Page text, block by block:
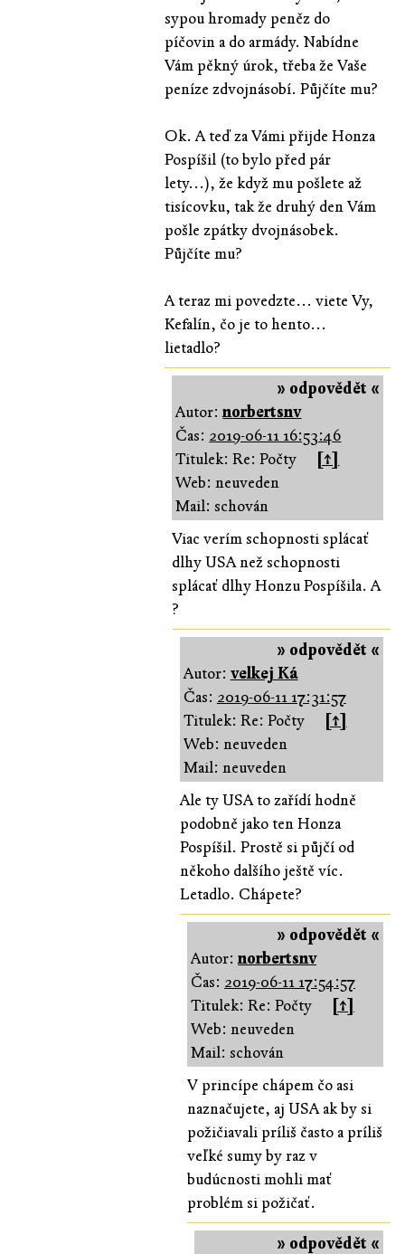
sypou hromady peněz do
píčovin a do armády. Nabídne
Vám pěkný úrok, třeba že Vaše
peníze zdvojnásobí. Půjčíte mu?
Ok. A teď za Vámi přijde Honza
Pospíšil (to bylo před pár
lety...), že když mu pošlete až
tisícovku, tak že druhý den Vám
pošle zpátky dvojnásobek.
Půjčíte mu?
A teraz mi povedzte... viete Vy,
Kefalín, čo je to hento...
lietadlo?
» odpovědět «
Autor:norbertsnv
Čas: 2019-06-11 16:53:46
Titulek: Re: Počty
[↑]
Web: neuveden
Mail: schován
Viac verím schopnosti splácať
dlhy USA než schopnosti
splácať dlhy Honzu Pospíšila. A
?
» odpovědět «
Autor: velkej Ká
Čas: 2019-06-11 17:31:57
Titulek: Re: Počty
[↑]
Web: neuveden
Mail: neuveden
Ale ty USA to zařídí hodně
podobně jako ten Honza
Pospíšil. Prostě si půjčí od
někoho dalšího ještě víc.
Letadlo. Chápete?
» odpovědět «
Autor:norbertsnv
Čas: 2019-06-11 17:54:57
Titulek: Re: Počty
[↑]
Web: neuveden
Mail: schován
V princípe chápem čo asi
naznačujete, aj USA ak by si
požičiavali príliš často a príliš
veľké sumy by raz v
budúcnosti mohli mať
problém si požičať.
» odpovědět «